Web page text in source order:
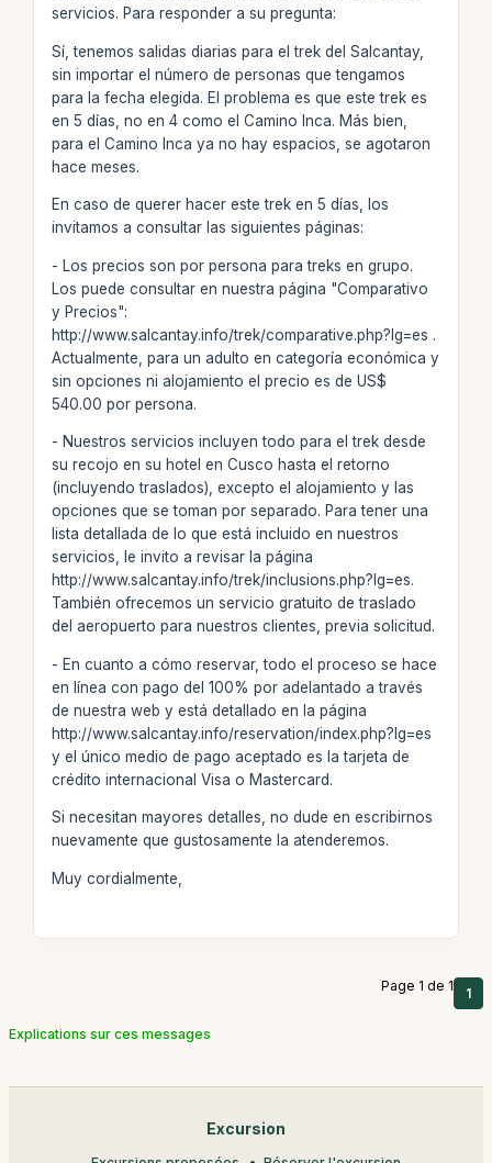
servicios. Para responder a su pregunta:
Sí, tenemos salidas diarias para el trek del Salcantay,
sin importar el número de personas que tengamos
para la fecha elegida. El problema es que este trek es
en 5 días, no en 4 como el Camino Inca. Más bien,
para el Camino Inca ya no hay espacios, se agotaron
hace meses.
En caso de querer hacer este trek en 5 días, los
invitamos a consultar las siguientes páginas:
- Los precios son por persona para treks en grupo.
Los puede consultar en nuestra página "Comparativo
y Precios":
http://www.salcantay.info/trek/comparative.php?lg=es .
Actualmente, para un adulto en categoría económica y
sin opciones ni alojamiento el precio es de US$
540.00 por persona.
- Nuestros servicios incluyen todo para el trek desde
su recojo en su hotel en Cusco hasta el retorno
(incluyendo traslados), excepto el alojamiento y las
opciones que se toman por separado. Para tener una
lista detallada de lo que está incluido en nuestros
servicios, le invito a revisar la página
http://www.salcantay.info/trek/inclusions.php?lg=es.
También ofrecemos un servicio gratuito de traslado
del aeropuerto para nuestros clientes, previa solicitud.
- En cuanto a cómo reservar, todo el proceso se hace
en línea con pago del 100% por adelantado a través
de nuestra web y está detallado en la página
http://www.salcantay.info/reservation/index.php?lg=es
y el único medio de pago aceptado es la tarjeta de
crédito internacional Visa o Mastercard.
Si necesitan mayores detalles, no dude en escribirnos
nuevamente que gustosamente la atenderemos.
Muy cordialmente,
Page 1 de 1 1
Explications sur ces messages
Excursion